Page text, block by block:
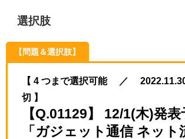
選択肢
【問題＆選択肢】
【 4 つまで選択可能 ／
切 】
【Q.01129】 12/1(木)発
「ガジェット通信 ネット